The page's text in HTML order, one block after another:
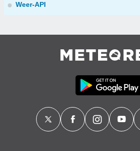
Weer-API